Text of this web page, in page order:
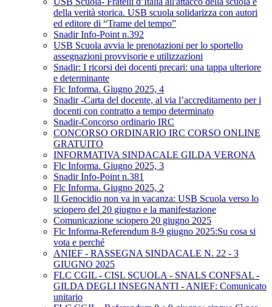
della verità storica. USB scuola solidarizza con autori
ed editore di “Trame del tempo”
Snadir Info-Point n.392
USB Scuola avvia le prenotazioni per lo sportello
assegnazioni provvisorie e utilizzazioni
Snadir: I ricorsi dei docenti precari: una tappa ulteriore
e determinante
Flc Informa. Giugno 2025, 4
Snadir -Carta del docente, al via l’accreditamento per i
docenti con contratto a tempo determinato
Snadir-Concorso ordinario IRC
CONCORSO ORDINARIO IRC CORSO ONLINE
GRATUITO
INFORMATIVA SINDACALE GILDA VERONA
Flc Informa. Giugno 2025, 3
Snadir Info-Point n.381
Flc Informa. Giugno 2025, 2
Il Genocidio non va in vacanza: USB Scuola verso lo
sciopero del 20 giugno e la manifestazione
Comunicazione sciopero 20 giugno 2025
Flc Informa-Referendum 8-9 giugno 2025:Su cosa si
vota e perché
ANIEF - RASSEGNA SINDACALE N. 22 - 3
GIUGNO 2025
FLC CGIL - CISL SCUOLA - SNALS CONFSAL -
GILDA DEGLI INSEGNANTI - ANIEF: Comunicato
unitario